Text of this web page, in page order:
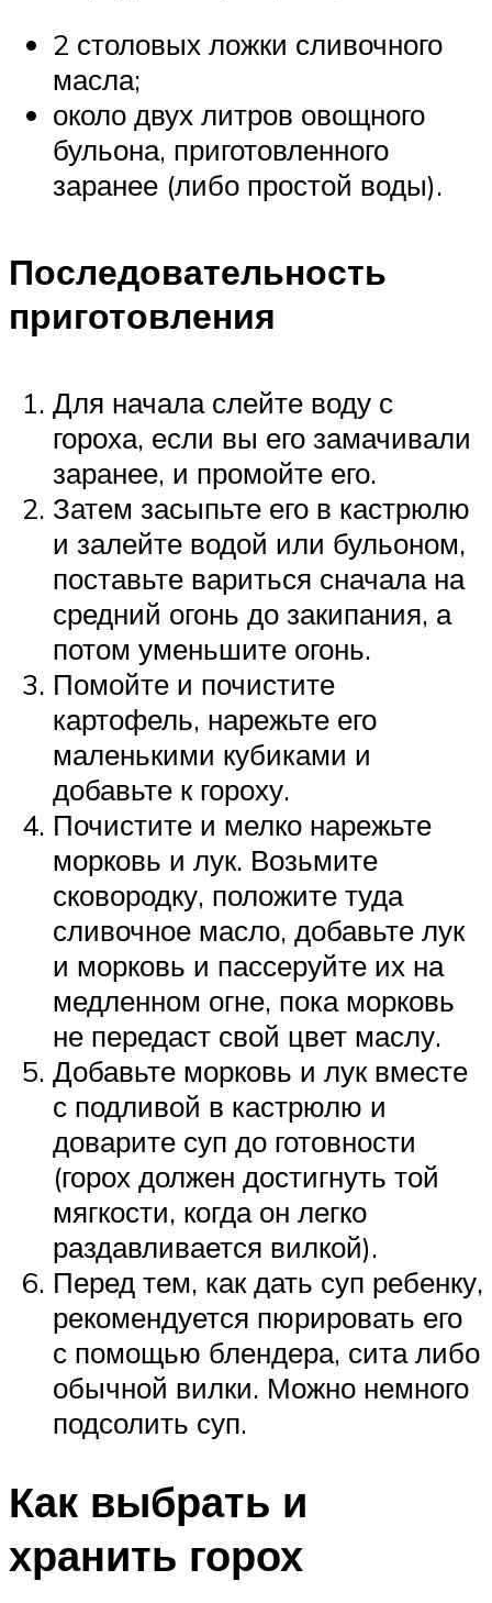
2 столовых ложки сливочного
масла;
около двух литров овощного
бульона, приготовленного
заранее (либо простой воды).
Последовательность
приготовления
Для начала слейте воду с
гороха, если вы его замачивали
заранее, и промойте его.
Затем засыпьте его в кастрюлю
и залейте водой или бульоном,
поставьте вариться сначала на
средний огонь до закипания, а
потом уменьшите огонь.
Помойте и почистите
картофель, нарежьте его
маленькими кубиками и
добавьте к гороху.
Почистите и мелко нарежьте
морковь и лук. Возьмите
сковородку, положите туда
сливочное масло, добавьте лук
и морковь и пассеруйте их на
медленном огне, пока морковь
не передаст свой цвет маслу.
Добавьте морковь и лук вместе
с подливой в кастрюлю и
доварите суп до готовности
(горох должен достигнуть той
мягкости, когда он легко
раздавливается вилкой).
Перед тем, как дать суп ребенку,
рекомендуется пюрировать его
с помощью блендера, сита либо
обычной вилки. Можно немного
подсолить суп.
Как выбрать и
хранить горох